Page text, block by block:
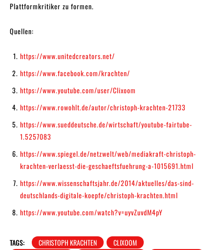
Plattformkritiker zu formen.
Quellen:
https://www.unitedcreators.net/
https://www.facebook.com/krachten/
https://www.youtube.com/user/Clixoom
https://www.rowohlt.de/autor/christoph-krachten-21733
https://www.sueddeutsche.de/wirtschaft/youtube-fairtube-
1.5257083
https://www.spiegel.de/netzwelt/web/mediakraft-christoph-
krachten-verlaesst-die-geschaeftsfuehrung-a-1015691.html
https://www.wissenschaftsjahr.de/2014/aktuelles/das-sind-
deutschlands-digitale-koepfe/christoph-krachten.html
https://www.youtube.com/watch?v=uyvZuvdM4pY
TAGS: CHRISTOPH KRACHTEN
CLIXOOM